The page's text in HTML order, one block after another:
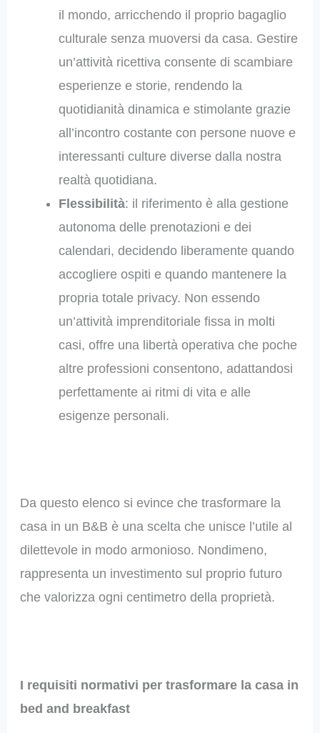
il mondo, arricchendo il proprio bagaglio
culturale senza muoversi da casa. Gestire
un’attività ricettiva consente di scambiare
esperienze e storie, rendendo la
quotidianità dinamica e stimolante grazie
all’incontro costante con persone nuove e
interessanti culture diverse dalla nostra
realtà quotidiana.
Flessibilità: il riferimento è alla gestione
autonoma delle prenotazioni e dei
calendari, decidendo liberamente quando
accogliere ospiti e quando mantenere la
propria totale privacy. Non essendo
un’attività imprenditoriale fissa in molti
casi, offre una libertà operativa che poche
altre professioni consentono, adattandosi
perfettamente ai ritmi di vita e alle
esigenze personali.
Da questo elenco si evince che trasformare la
casa in un B&B è una scelta che unisce l’utile al
dilettevole in modo armonioso. Nondimeno,
rappresenta un investimento sul proprio futuro
che valorizza ogni centimetro della proprietà.
I requisiti normativi per trasformare la casa in
bed and breakfast